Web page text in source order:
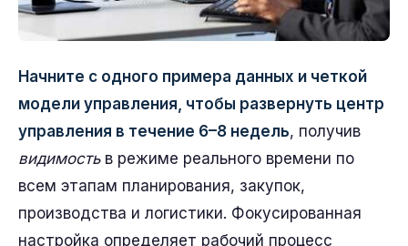
Начните с одного примера данных и четкой
модели управления, чтобы развернуть центр
управления в течение 6–8 недель, получив
видимостьв режиме реального времени по
всем этапам планирования, закупок,
производства и логистики. Фокусированная
настройка определяет рабочий процесс